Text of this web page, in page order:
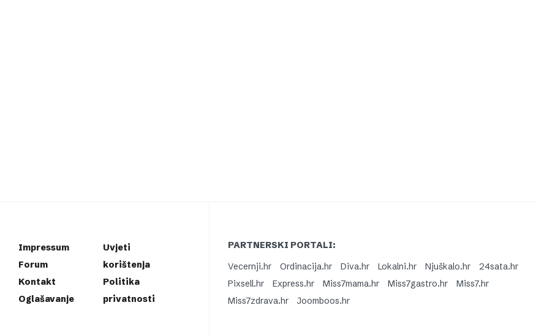
Impressum
Forum
Kontakt
Oglašavanje
Uvjeti
korištenja
Politika
privatnosti
PARTNERSKI PORTALI:
Vecernji.hr
Ordinacija.hr Diva.hr Lokalni.hr Njuškalo.hr
24sata.hr
Pixsell.hr
Express.hr Miss7mama.hr Miss7gastro.hr
Miss7.hr
Miss7zdrava.hr
Joomboos.hr